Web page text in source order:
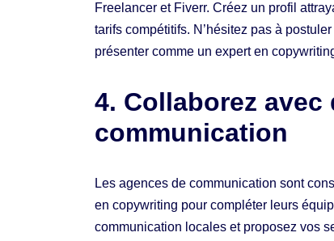
Freelancer et Fiverr. Créez un profil
tarifs compétitifs. N’hésitez pas à
présenter comme un expert en
4. Collaborez avec
communication
Les agences de communication sont
en copywriting pour compléter leurs
communication locales et proposez vos